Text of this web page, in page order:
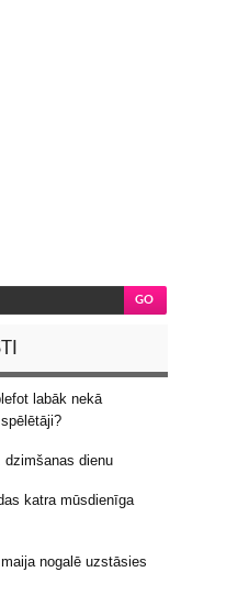
labāk nekā
dzimšanas dienu
katra mūsdienīga
nogalē uzstāsies